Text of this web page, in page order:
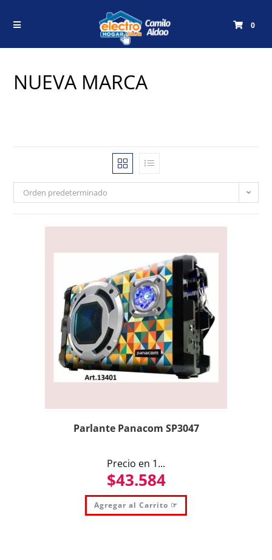
0
NUEVA MARCA
Orden predeterminado
Parlante Panacom SP3047
Precio en 1...
$43.584
Agregar al Carrito ☞